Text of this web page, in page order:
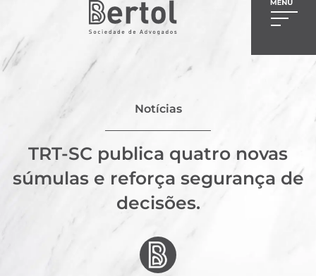
Notícias
TRT-SC publica quatro novas
súmulas e reforça segurança de
decisões.